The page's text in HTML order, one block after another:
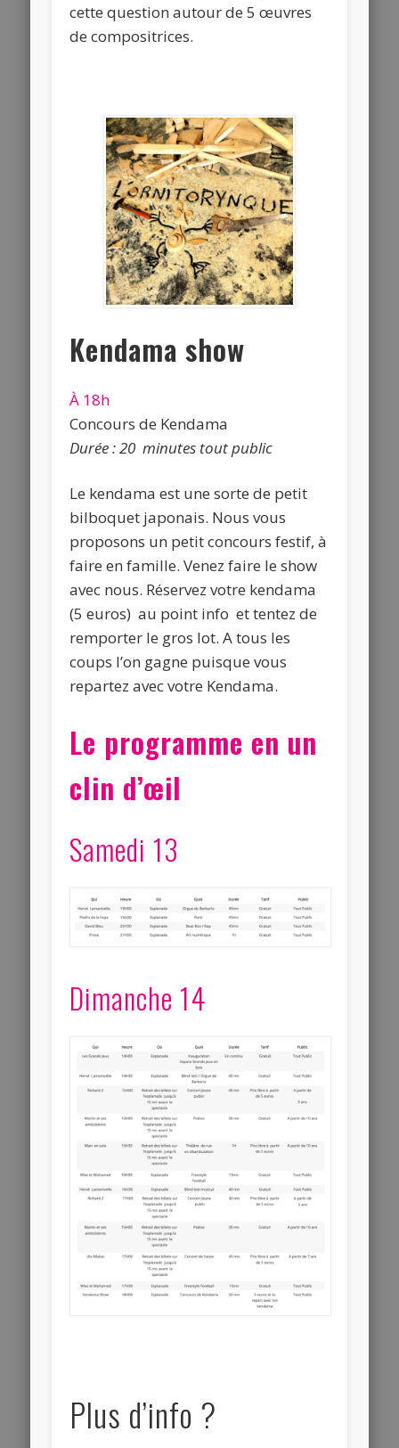
cette question autour de 5 œuvres
de compositrices.
Kendama show
À 18h
Concours de Kendama
Durée : 20 minutes tout public
Le kendama est une sorte de petit
bilboquet japonais. Nous vous
proposons un petit concours festif, à
faire en famille. Venez faire le show
avec nous. Réservez votre kendama
(5 euros) au point info et tentez de
remporter le gros lot. A tous les
coups l’on gagne puisque vous
repartez avec votre Kendama.
Le programme en un
clin d’œil
Samedi 13
Dimanche 14
Plus d’info ?